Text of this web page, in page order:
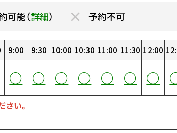
可能（詳細） × 予約不可
17:00
○
17:30
○
18:00
○
18:30
○
19:00
○
19:30
○
20:00
○
9:00
○
9:30
○
10:00
○
10:30
○
11:00
○
11:30
○
12:00
○
1:00
○
1:30
○
2:00
○
2:30
○
3:00
○
3:30
○
4:00
○
い。